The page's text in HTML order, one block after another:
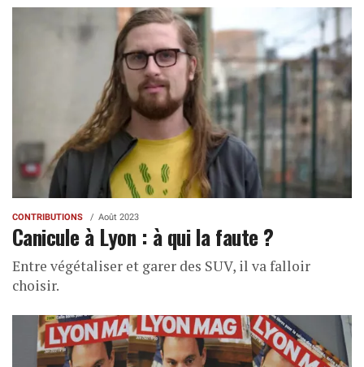
CONTRIBUTIONS Août 2023
Canicule à Lyon : à qui la faute ?
Entre végétaliser et garer des SUV, il va falloir
choisir.